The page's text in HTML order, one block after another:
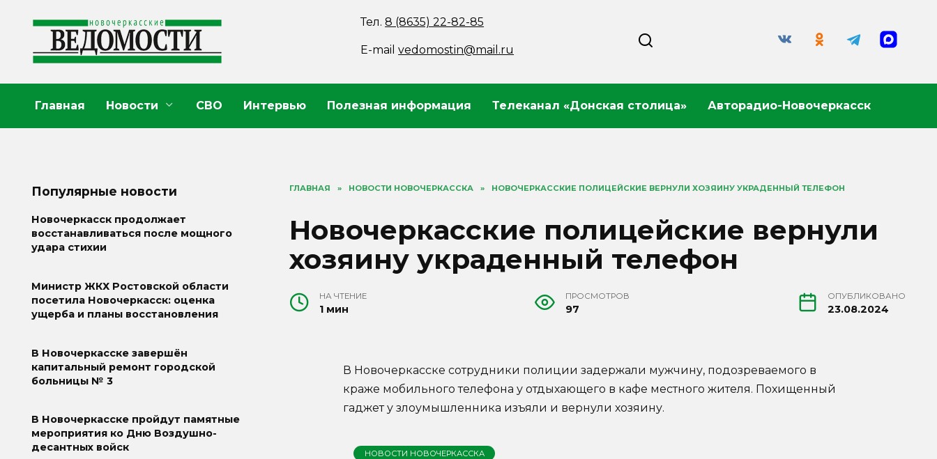
содержанию
Тел.8 (8635) 22-82-85
E-mailvedomostin@mail.ru
Главная Новости СВО Интервью Полезная информация Телеканал «Донская столица» Авторадио-Новочеркасск
ГЛАВНАЯ » НОВОСТИ НОВОЧЕРКАССКА » НОВОЧЕРКАССКИЕ ПОЛИЦЕЙСКИЕ ВЕРНУЛИ ХОЗЯИНУ УКРАДЕННЫЙ ТЕЛЕФОН
Новочеркасские полицейские вернули
хозяину украденный телефон
НА ЧТЕНИЕ
1 мин
ПРОСМОТРОВ
97
ОПУБЛИКОВАНО
23.08.2024
В Новочеркасске сотрудники полиции задержали мужчину, подозреваемого в
краже мобильного телефона у отдыхающего в кафе местного жителя. Похищенный
гаджет у злоумышленника изъяли и вернули хозяину.
НОВОСТИ НОВОЧЕРКАССКА
Популярные новости
Новочеркасск продолжает
восстанавливаться после мощного
удара стихии
Министр ЖКХ Ростовской области
посетила Новочеркасск: оценка
ущерба и планы восстановления
В Новочеркасске завершён
капитальный ремонт городской
больницы № 3
В Новочеркасске пройдут памятные
мероприятия ко Дню Воздушно-
десантных войск